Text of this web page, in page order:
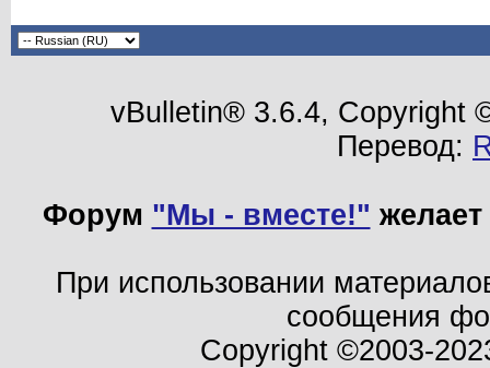
vBulletin® 3.6.4, Copyright
Перевод:
Форум "Мы - вместе!"
При использовании
сообщения
Copyright ©2003-